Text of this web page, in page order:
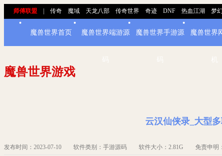
师傅联盟 传奇 魔域 天龙八部 传奇世界 奇迹 DNF 热血江湖 梦
魔兽世界首页 魔兽世界端游源 魔兽世界手游源 魔兽世界
魔兽世界游戏
云汉仙侠录_大型
发布时间：2023-07-10 软件类别：手游源码 软件大小：2.81G 免责申明：